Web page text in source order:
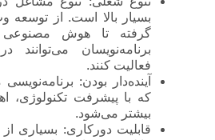
بسیار بالا است. از توسعه
گرفته تا هوش مصنوعی
برنامه‌نویسان می‌توانند
فعالیت کنند.
آینده‌دار بودن:
که با پیشرفت تکنولوژی،
بیشتر می‌شود.
قابلیت دورکاری: بسیاری